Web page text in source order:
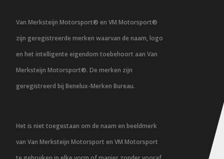
Van Merksteijn Motorsport® en VM Motorsport®
zijn geregistreerde merken waarvan de naam, logo
en het intelligente eigendom toebehoort aan Van
Merksteijn Motorsport®. De merken zijn
geregistreerd bij Benelux-Merken Bureau.
Het is niet toegestaan om de naam en beeldmerk
van Van Merksteijn Motorsport en VM Motorsport